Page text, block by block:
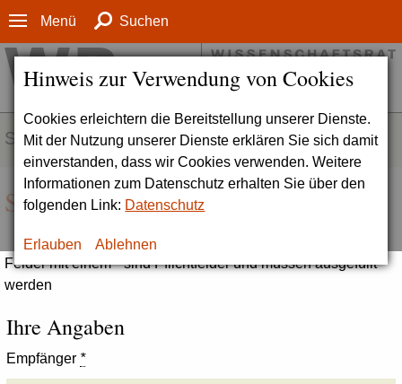
Hinweis zur Verwendung von Cookies
Cookies erleichtern die Bereitstellung unserer Dienste.
Mit der Nutzung unserer Dienste erklären Sie sich damit
einverstanden, dass wir Cookies verwenden. Weitere
Informationen zum Datenschutz erhalten Sie über den
folgenden Link: Datenschutz
Erlauben Ablehnen
Menü Suchen
SERVICE
Seite empfehlen
Felder mit einem * sind Pflichtfelder und müssen ausgefüllt
werden
Ihre Angaben
Empfänger *